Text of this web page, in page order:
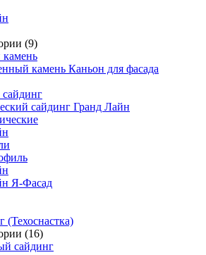
(9)
камень Каньон для фасада
сайдинг Гранд Лайн
Я-Фасад
(Техоснастка)
(16)
сайдинг